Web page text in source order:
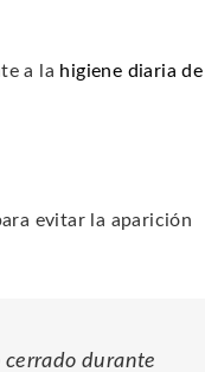
a la higiene diaria de
evitar la aparición
cerrado durante